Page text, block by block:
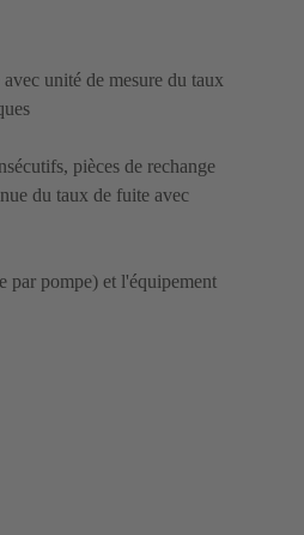
unité de mesure du taux
pièces de rechange
du taux de fuite avec
par pompe) et l'équipement